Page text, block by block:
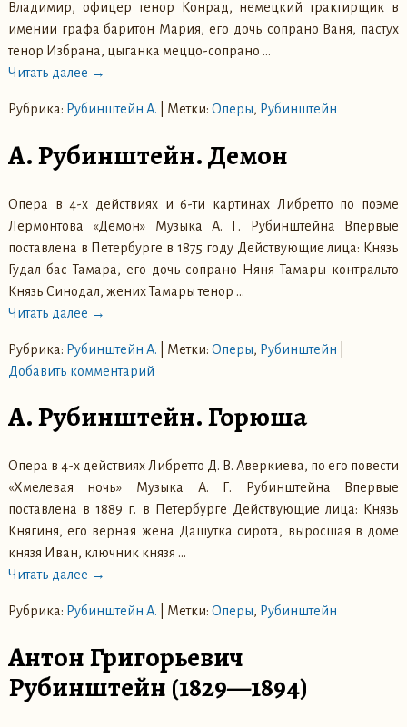
Владимир, офицер тенор Конрад, немецкий трактирщик в
имении графа баритон Мария, его дочь сопрано Ваня, пастух
тенор Избрана, цыганка меццо-сопрано …
Читать далее →
Рубрика: Рубинштейн А. Метки: Оперы, Рубинштейн
А. Рубинштейн. Демон
Опера в 4-х действиях и 6-ти картинах Либретто по поэме
Лермонтова «Демон» Музыка А. Г. Рубинштейна Впервые
поставлена в Петербурге в 1875 году Действующие лица: Князь
Гудал бас Тамара, его дочь сопрано Няня Тамары контральто
Князь Синодал, жених Тамары тенор …
Читать далее →
Рубрика: Рубинштейн А. Метки: Оперы, Рубинштейн
Добавить комментарий
А. Рубинштейн. Горюша
Опера в 4-х действиях Либретто Д. В. Аверкиева, по его повести
«Хмелевая ночь» Музыка А. Г. Рубинштейна Впервые
поставлена в 1889 г. в Петербурге Действующие лица: Князь
Княгиня, его верная жена Дашутка сирота, выросшая в доме
князя Иван, ключник князя …
Читать далее →
Рубрика: Рубинштейн А. Метки: Оперы, Рубинштейн
Антон Григорьевич
Рубинштейн (1829—1894)